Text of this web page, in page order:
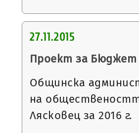
27.11.2015
Проект за Бюджет
Общинска
на
Лясковец за 2016 г.